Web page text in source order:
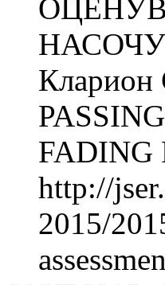
Кларион
FADING
http://
2015/